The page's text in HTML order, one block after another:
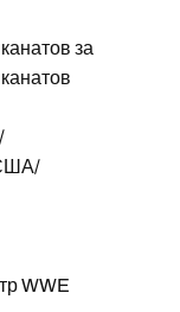
за
WWE